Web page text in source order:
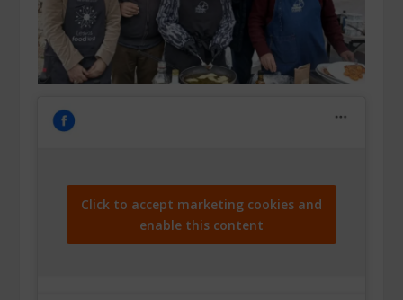
Click to accept marketing cookies and
enable this content